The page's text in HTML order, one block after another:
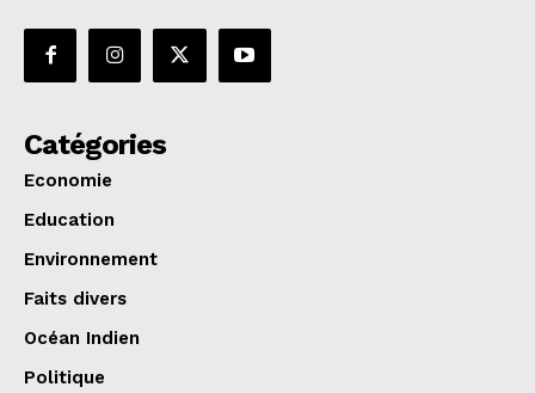
Catégories
Economie
Education
Environnement
Faits divers
Océan Indien
Politique